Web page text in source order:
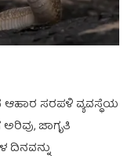
ಆಹಾರ ಸರಪಳಿ ವ್ಯವಸ್ಥೆಯ
ಜಾಗೃತಿ
ದಿನವನ್ನು